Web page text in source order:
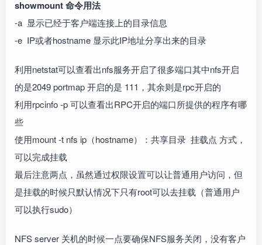
showmount 命令用法
-a 显示已经于客户端连接上的目录信息
-e IP或者hostname 显示此IP地址分享出来的目录
利用netstat可以查看出nfs服务开启了很多端口其中nfs开启
的是2049 portmap 开启的是 111，其余则是rpc开启的
利用rpcinfo -p 可以查看出RPC开启的端口所提供的程序有哪
些
使用mount -t nfs ip（hostname）：共享目录 挂载点 方式，
可以完成挂载
最后注意两点，虽然通过权限设置可以让普通用户访问，但
是挂载的时候只默认情况下只有root可以去挂载（普通用户
可以执行sudo）
NFS server 关机的时候一点要确保NFS服务关闭，没有客户